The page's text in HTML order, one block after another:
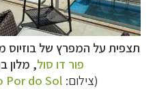
תצפית על המפרץ של
פור דו סול, מלון
(צילום: Por do Sol